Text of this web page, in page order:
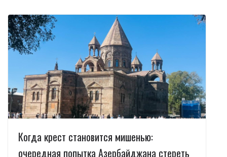
Когда крест становится мишенью:
очередная попытка Азербайджана стереть